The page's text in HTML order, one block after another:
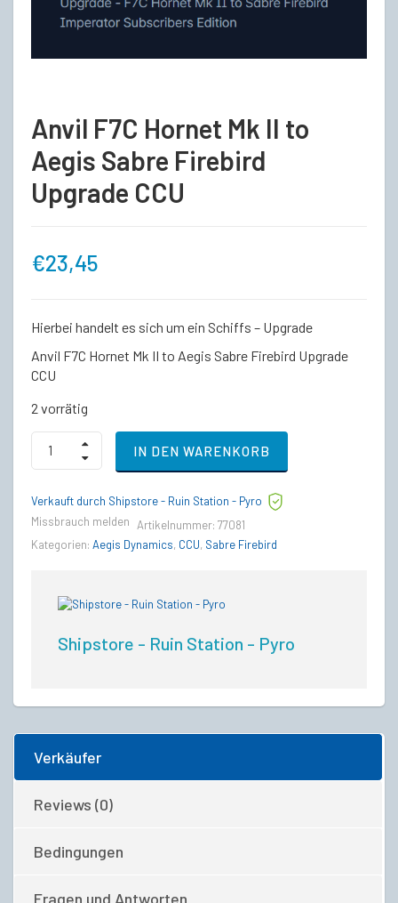
Anvil F7C Hornet Mk II to
Aegis Sabre Firebird
Upgrade CCU
€23,45
Hierbei handelt es sich um ein Schiffs – Upgrade
Anvil F7C Hornet Mk II to Aegis Sabre Firebird Upgrade
CCU
2 vorrätig
Anvil
Hornet
II
to
Sabre
quantity
IN DEN WARENKORB
Verkauft durch Shipstore - Ruin Station - Pyro
Missbrauch melden
Artikelnummer: 77081
Kategorien: Aegis Dynamics, CCU, Sabre Firebird
Shipstore - Ruin Station - Pyro
Verkäufer
Reviews (0)
Bedingungen
Fragen und Antworten